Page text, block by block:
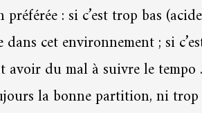
: si c’est trop bas
cet environnement ; si
du mal à suivre le
la bonne partition, ni